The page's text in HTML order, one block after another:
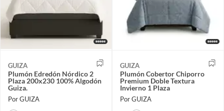
GUIZA
Plumón Edredón Nórdico 2
Plaza 200x230 100% Algodón
Guiza.
Por GUIZA
GUIZA
Plumón Cobertor Chiporro
Premium Doble Textura
Invierno 1 Plaza
Por GUIZA